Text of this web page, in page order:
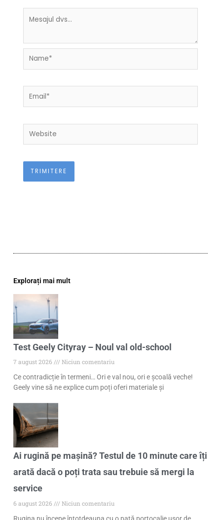
Name*
Email*
Website
Explorați mai mult
Test Geely Cityray – Noul val old-school
7 august 2026
Niciun comentariu
Ce contradicție în termeni… Ori e val nou, ori e școală veche!
Geely vine să ne explice cum poți oferi materiale și
Ai rugină pe mașină? Testul de 10 minute care îți
arată dacă o poți trata sau trebuie să mergi la
service
6 august 2026
Niciun comentariu
Rugina nu începe întotdeauna cu o pată portocalie ușor de